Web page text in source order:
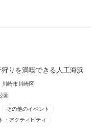
りを満喫できる人工海浜
川崎市川崎区
園
その他のイベント
・アクティビティ